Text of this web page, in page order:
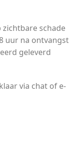
schade
uur na ontvangst
geleverd
via chat of e-